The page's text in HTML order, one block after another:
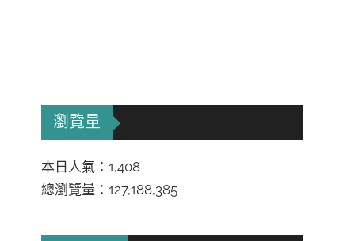
瀏覽量
本日人氣：1,408
總瀏覽量：127,188,385